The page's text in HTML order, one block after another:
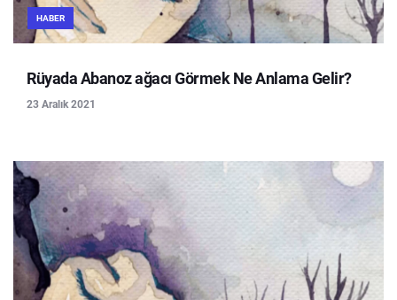
HABER
Rüyada Abanoz ağacı Görmek Ne Anlama Gelir?
23 Aralık 2021